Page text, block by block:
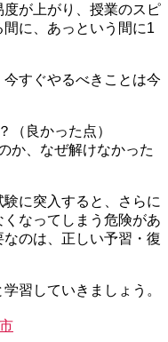
が上がり、授業のスピ
に、あっという間に1
すぐやるべきことは今
（良かった点）
か、なぜ解けなかった
に突入すると、さらに
なってしまう危険があ
のは、正しい予習・復
習していきましょう。